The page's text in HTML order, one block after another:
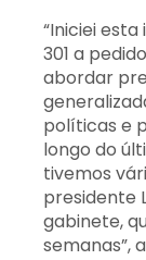
“Iniciei
301 a
abordar
políticas e
longo do
tivemos
presidente
gabinete,
semanas”,